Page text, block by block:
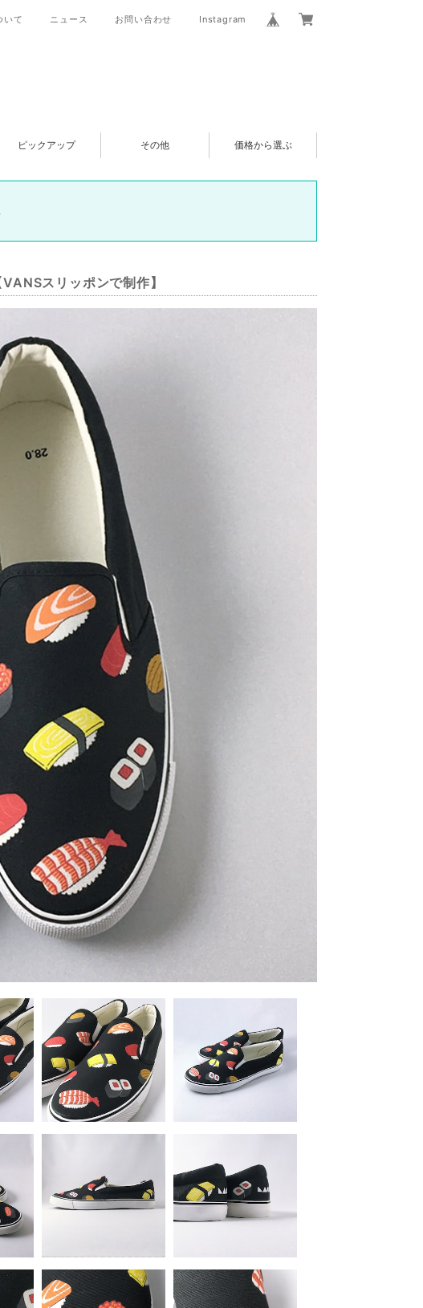
いて ニュース お問い合わせ Instagram
ピックアップ その他 価格から選ぶ
スリッポンで制作】